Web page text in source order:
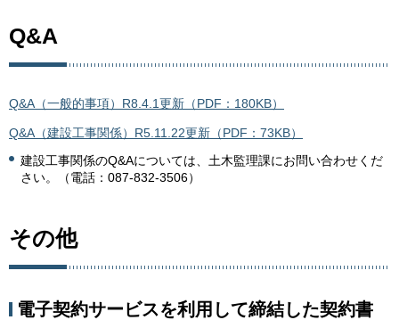
Q&A
Q&A（一般的事項）R8.4.1更新（PDF：180KB）
Q&A（建設工事関係）R5.11.22更新（PDF：73KB）
建設工事関係のQ&Aについては、土木監理課にお問い合わせくだ
さい。（電話：087-832-3506）
その他
電子契約サービスを利用して締結した契約書